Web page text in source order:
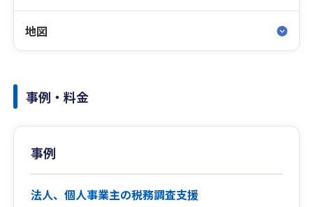
地図
事例・料金
事例
法人、個人事業主の税務調査支援